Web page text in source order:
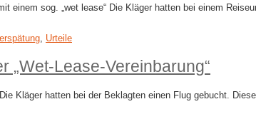
einem sog. „wet lease“ Die Kläger hatten bei einem
Urteile
„Wet-​Lease-​Vereinbarung“
Kläger hatten bei der Beklagten einen Flug gebucht.